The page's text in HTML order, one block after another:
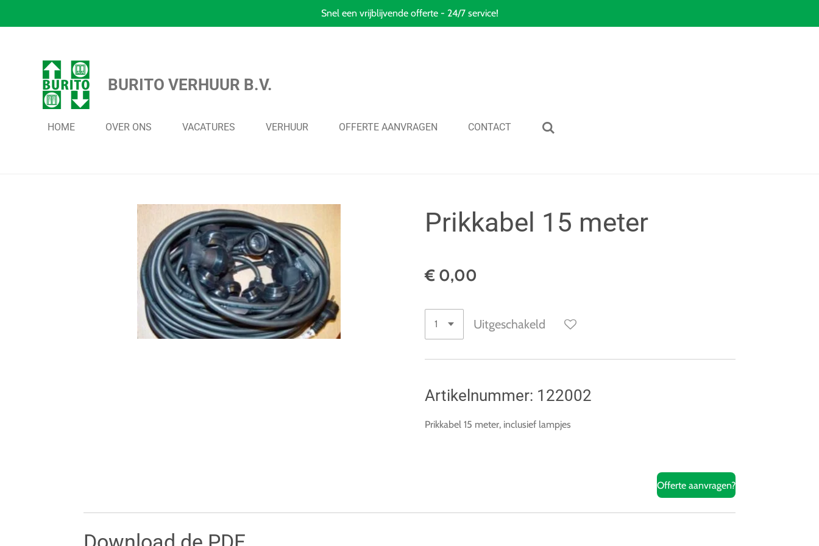
hoofdinhoud
Snel een vrijblijvende offerte - 24/7 service!
BURITO VERHUUR B.V.
HOME OVER ONS VACATURES VERHUUR OFFERTE AANVRAGEN CONTACT
Prikkabel 15 meter
€ 0,00
Uitgeschakeld
Artikelnummer: 122002
Prikkabel 15 meter, inclusief lampjes
Offerte aanvragen?